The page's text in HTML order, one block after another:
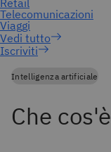
Iscriviti
Intelligenza artificiale
Che